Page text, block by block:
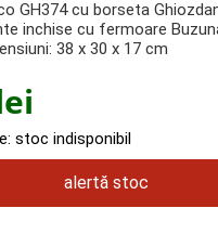
GH374 cu borseta
inchise cu fermoare
38 x 30 x 17 cm
stoc indisponibil
alertă stoc